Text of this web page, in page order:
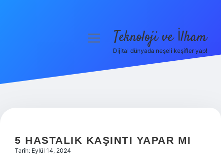
Hakkımızda
menüyüTeknoloji ve İlham
Dijital dünyada neşeli keşifler yap!
5 HASTALIK KAŞINTI YAPAR MI
Tarih: Eylül 14, 2024